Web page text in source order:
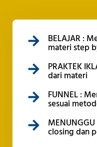
BELAJAR :
materi step
PRAKTEK
dari materi
FUNNEL :
sesuai
closing dan